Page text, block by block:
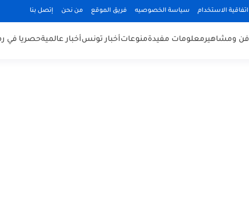
اتفاقية الاستخدام سياسة الخصوصيه فريق الموقع من نحن إتصل بنا
فن ومشاهيرمعلومات مفيدةمنوعاتأخبار تونسأخبار عالميةحصريا في